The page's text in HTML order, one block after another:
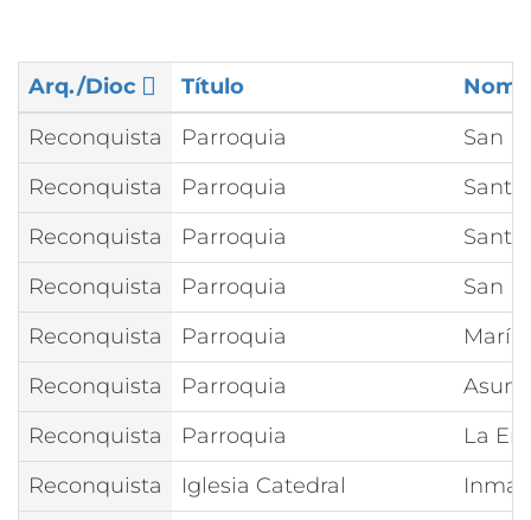
Arq./Dioc Título
Reconquista
Parroquia
San
Reconquista
Parroquia
Santa
Reconquista
Parroquia
Reconquista
Parroquia
San
Reconquista
Parroquia
María
Reconquista
Parroquia
Reconquista
Parroquia
La
Reconquista
Iglesia Catedral